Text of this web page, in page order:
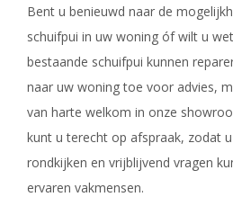
Bent u benieuwd naar de
schuifpui in uw woning óf wilt u
bestaande schuifpui kunnen
naar uw woning toe voor advies,
van harte welkom in onze
kunt u terecht op afspraak, zodat
rondkijken en vrijblijvend vragen
ervaren vakmensen.